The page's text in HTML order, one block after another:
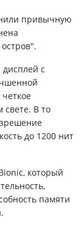
привычную
с
В то
до 1200 нит
который
памяти